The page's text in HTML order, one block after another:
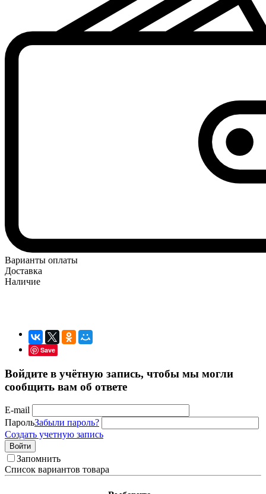
Варианты оплаты
Доставка
Наличие
Save
Войдите в учётную запись, чтобы мы могли
сообщить вам об ответе
E-mail
ПарольЗабыли пароль?
Создать учетную запись
Войти
Запомнить
Список вариантов товара